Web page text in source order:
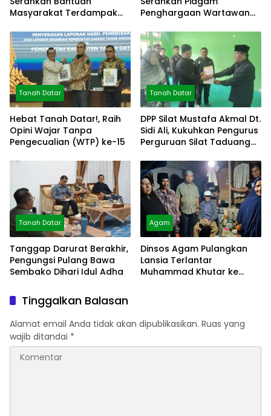
Masyarakat Terdampak
Penghargaan Wartawan
Tanah Datar
Hebat Tanah Datar!, Raih
Opini Wajar Tanpa
Pengecualian (WTP) ke-15
Tanah Datar
DPP Silat Mustafa Akmal Dt.
Sidi Ali, Kukuhkan Pengurus
Perguruan Silat Taduang
Tanah Datar
Tanggap Darurat Berakhir,
Pengungsi Pulang Bawa
Sembako Dihari Idul Adha
Agam
Dinsos Agam Pulangkan
Lansia Terlantar
Muhammad Khutar ke
Tinggalkan Balasan
Alamat email Anda tidak akan dipublikasikan. Ruas yang
wajib ditandai *